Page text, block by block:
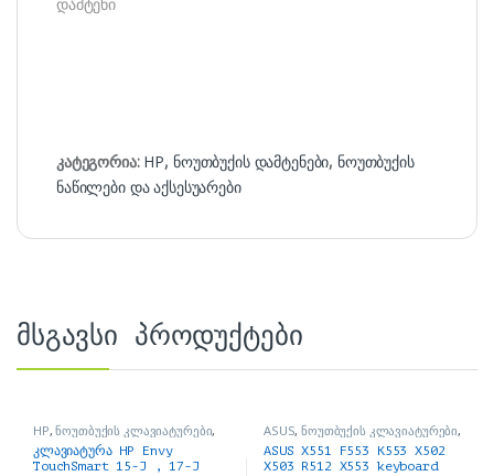
კატეგორია: HP, ნოუთბუქის დამტენები, ნოუთბუქის
ნაწილები და აქსესუარები
მსგავსი პროდუქტები
HP,ნოუთბუქის კლავიატურები,
ნოუთბუქის ნაწილები და
აქსესუარები
კლავიატურა HP Envy
TouchSmart 15-J , 17-J
ASUS,ნოუთბუქის კლავიატურები,
ნოუთბუქის ნაწილები და
აქსესუარები
ASUS X551 F553 K553 X502
X503 R512 X553 keyboard